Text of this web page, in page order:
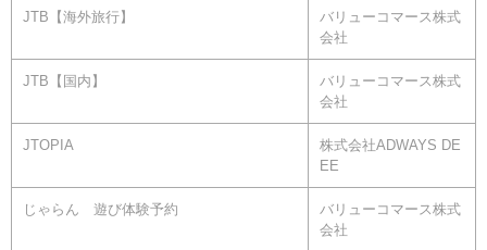
JTB【海外旅行】
バリューコマース株式
会社
JTB【国内】
バリューコマース株式
会社
JTOPIA
株式会社ADWAYS DE
EE
じゃらん 遊び体験予約
バリューコマース株式
会社